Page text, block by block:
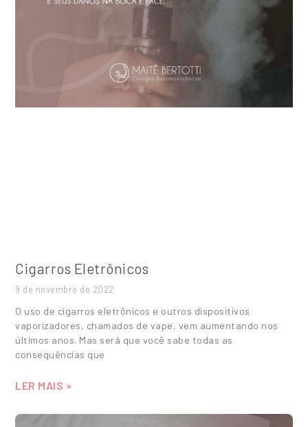
Cigarros Eletrônicos
9 de novembro de 2022
O uso de cigarros eletrônicos e outros dispositivos
vaporizadores, chamados de vape, vem aumentando nos
últimos anos. Mas será que você sabe todas as
consequências que
LER MAIS »